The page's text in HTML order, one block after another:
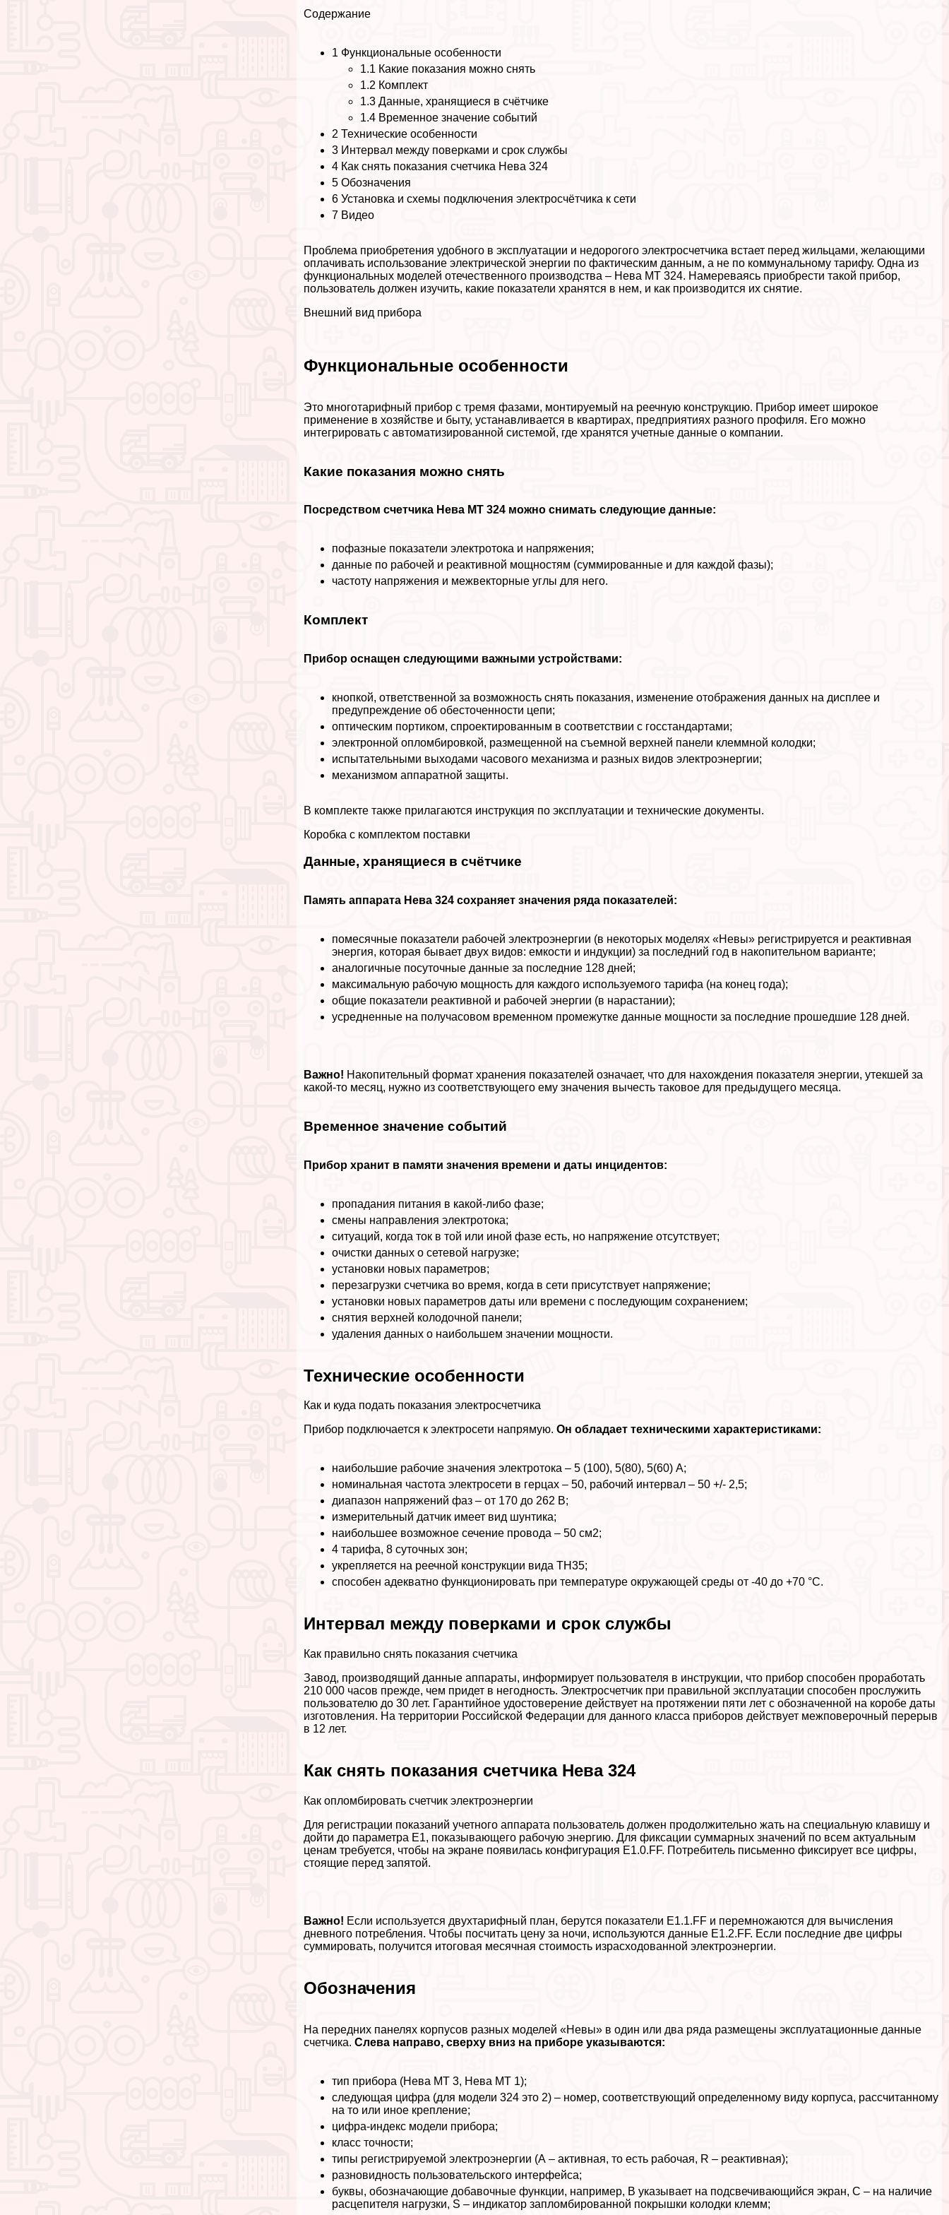
Содержание
1 Функциональные особенности
1.1 Какие показания можно снять
1.2 Комплект
1.3 Данные, хранящиеся в счётчике
1.4 Временное значение событий
2 Технические особенности
3 Интервал между поверками и срок службы
4 Как снять показания счетчика Нева 324
5 Обозначения
6 Установка и схемы подключения электросчётчика к сети
7 Видео
Проблема приобретения удобного в эксплуатации и недорогого электросчетчика встает перед жильцами, желающими
оплачивать использование электрической энергии по фактическим данным, а не по коммунальному тарифу. Одна из
функциональных моделей отечественного производства – Нева МТ 324. Намереваясь приобрести такой прибор,
пользователь должен изучить, какие показатели хранятся в нем, и как производится их снятие.
Внешний вид прибора
Функциональные особенности
Это многотарифный прибор с тремя фазами, монтируемый на реечную конструкцию. Прибор имеет широкое
применение в хозяйстве и быту, устанавливается в квартирах, предприятиях разного профиля. Его можно
интегрировать с автоматизированной системой, где хранятся учетные данные о компании.
Какие показания можно снять
Посредством счетчика Нева МТ 324 можно снимать следующие данные:
пофазные показатели электротока и напряжения;
данные по рабочей и реактивной мощностям (суммированные и для каждой фазы);
частоту напряжения и межвекторные углы для него.
Комплект
Прибор оснащен следующими важными устройствами:
кнопкой, ответственной за возможность снять показания, изменение отображения данных на дисплее и
предупреждение об обесточенности цепи;
оптическим портиком, спроектированным в соответствии с госстандартами;
электронной опломбировкой, размещенной на съемной верхней панели клеммной колодки;
испытательными выходами часового механизма и разных видов электроэнергии;
механизмом аппаратной защиты.
В комплекте также прилагаются инструкция по эксплуатации и технические документы.
Коробка с комплектом поставки
Данные, хранящиеся в счётчике
Память аппарата Нева 324 сохраняет значения ряда показателей:
помecячные показатели рабочей электроэнергии (в некоторых моделях «Невы» регистрируется и реактивная
энергия, которая бывает двух видов: емкости и индукции) за последний год в накопительном варианте;
аналогичные посуточные данные за последние 128 дней;
максимальную рабочую мощность для каждого используемого тарифа (на конец года);
общие показатели реактивной и рабочей энергии (в нарастании);
усредненные на получасовом временном промежутке данные мощности за последние прошедшие 128 дней.
Важно! Накопительный формат хранения показателей означает, что для нахождения показателя энергии, утекшей за
какой-то месяц, нужно из соответствующего ему значения вычесть таковое для предыдущего месяца.
Временное значение событий
Прибор хранит в памяти значения времени и даты инцидентов:
пропадания питания в какой-либо фазе;
смены направления электротока;
ситуаций, когда ток в той или иной фазе есть, но напряжение отсутствует;
очистки данных о сетевой нагрузке;
установки новых параметров;
перезагрузки счетчика во время, когда в сети присутствует напряжение;
установки новых параметров даты или времени с последующим сохранением;
снятия верхней колодочной панели;
удаления данных о наибольшем значении мощности.
Технические особенности
Как и куда подать показания электросчетчика
Прибор подключается к электросети напрямую.Он обладает техническими хаpaктеристиками:
наибольшие рабочие значения электротока – 5 (100), 5(80), 5(60) А;
номинальная частота электросети в герцах – 50, рабочий интервал – 50 +/- 2,5;
диапазон напряжений фаз – от 170 до 262 В;
измерительный датчик имеет вид шунтика;
наибольшее возможное сечение провода – 50 см2;
4 тарифа, 8 суточных зон;
укрепляется на реечной конструкции вида ТН35;
способен адекватно функционировать при температуре окружающей среды от -40 до +70 °С.
Интервал между поверками и срок службы
Как правильно снять показания счетчика
Завод, производящий данные аппараты, информирует пользователя в инструкции, что прибор способен проработать
210 000 часов прежде, чем придет в негодность. Электросчетчик при правильной эксплуатации способен прослужить
пользователю до 30 лет. Гарантийное удостоверение действует на протяжении пяти лет с обозначенной на коробе даты
изготовления. На территории Российской Федерации для данного класса приборов действует межповерочный перерыв
в 12 лет.
Как снять показания счетчика Нева 324
Как опломбировать счетчик электроэнергии
Для регистрации показаний учетного аппарата пользователь должен продолжительно жать на специальную клавишу и
дойти до параметра Е1, показывающего рабочую энергию. Для фиксации суммарных значений по всем актуальным
ценам требуется, чтобы на экране появилась конфигурация E1.0.FF. Потребитель письменно фиксирует все цифры,
стоящие перед запятой.
Важно! Если используется двухтарифный план, берутся показатели E1.1.FF и перемножаются для вычисления
дневного потрeбления. Чтобы посчитать цену за ночи, используются данные E1.2.FF. Если последние две цифры
суммировать, получится итоговая мecячная стоимость израсходованной электроэнергии.
Обозначения
На передних панелях корпусов разных моделей «Невы» в один или два ряда размещены эксплуатационные данные
счетчика.Слева направо, сверху вниз на приборе указываются:
тип прибора (Нева МТ 3, Нева МТ 1);
следующая цифра (для модели 324 это 2) – номер, соответствующий определенному виду корпуса, рассчитанному
на то или иное крепление;
цифра-индекс модели прибора;
класс точности;
типы регистрируемой электроэнергии (А – активная, то есть рабочая, R – реактивная);
разновидность пользовательского интерфейса;
буквы, обозначающие добавочные функции, например, В указывает на подсвечивающийся экран, С – на наличие
расцепителя нагрузки, S – индикатор запломбированной покрышки колодки клемм;